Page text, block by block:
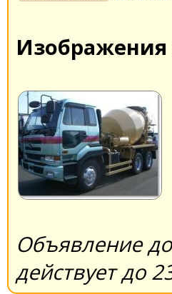
Изображения
Объявление
действует до